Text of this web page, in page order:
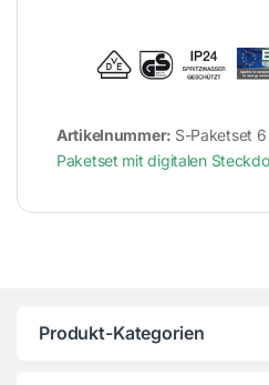
Artikelnummer: S-Paketset 6
Paketset mit digitalen
Produkt-Kategorien